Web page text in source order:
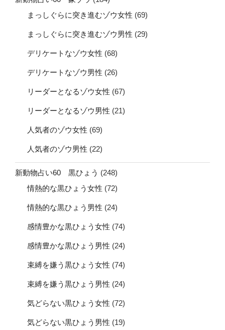
まっしぐらに突き進むゾウ女性 (69)
まっしぐらに突き進むゾウ男性 (29)
デリケートなゾウ女性 (68)
デリケートなゾウ男性 (26)
リーダーとなるゾウ女性 (67)
リーダーとなるゾウ男性 (21)
人気者のゾウ女性 (69)
人気者のゾウ男性 (22)
新動物占い60 黒ひょう (248)
情熱的な黒ひょう女性 (72)
情熱的な黒ひょう男性 (24)
感情豊かな黒ひょう女性 (74)
感情豊かな黒ひょう男性 (24)
束縛を嫌う黒ひょう女性 (74)
束縛を嫌う黒ひょう男性 (24)
気どらない黒ひょう女性 (72)
気どらない黒ひょう男性 (19)